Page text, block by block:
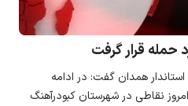
حمله قرار گرفت
همدان گفت: در ادامه
نقاطی در شهرستان کبودرآهنگ